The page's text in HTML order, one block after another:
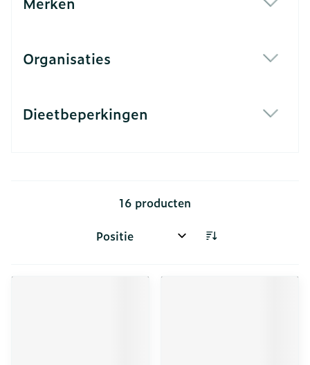
Organisaties
Dieetbeperkingen
16 producten
Sorteer op: